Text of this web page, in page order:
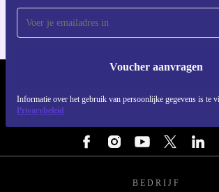
Voucher aanvragen
Informatie over het gebruik van persoonlijke gegevens is te
Privacybeleid
BEDRIJF